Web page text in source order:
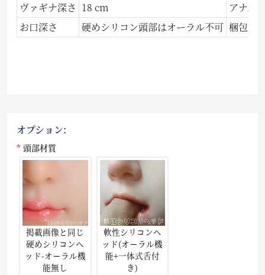
ヴァギナ深さ 18 cm
アナル
お口深さ
硬めシリコン頭部はオーラル不可 梱包サ
オプション:
頭部材質
掲載画像と同じ
硬めシリコンヘ
ッド-オーラル機
能無し
軟性シリコンヘ
ッド(オーラル機
能+一体式舌付
き)